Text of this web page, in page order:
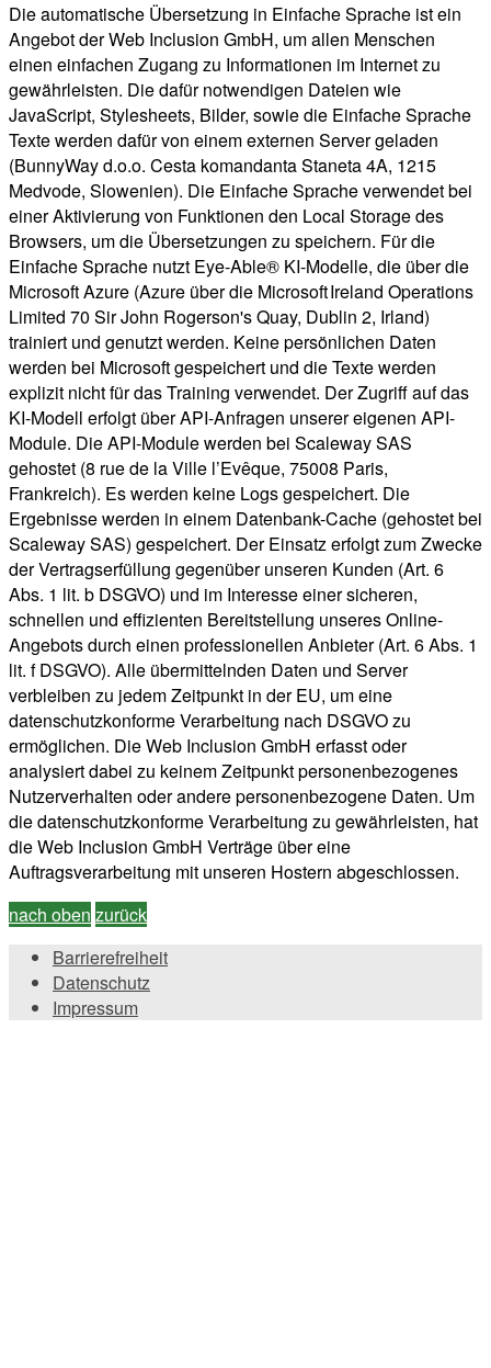
Die automatische Übersetzung in Einfache Sprache ist ein
Angebot der Web Inclusion GmbH, um allen Menschen
einen einfachen Zugang zu Informationen im Internet zu
gewährleisten. Die dafür notwendigen Dateien wie
JavaScript, Stylesheets, Bilder, sowie die Einfache Sprache
Texte werden dafür von einem externen Server geladen
(BunnyWay d.o.o. Cesta komandanta Staneta 4A, 1215
Medvode, Slowenien). Die Einfache Sprache verwendet bei
einer Aktivierung von Funktionen den Local Storage des
Browsers, um die Übersetzungen zu speichern. Für die
Einfache Sprache nutzt Eye-Able® KI-Modelle, die über die
Microsoft Azure (Azure über die Microsoft Ireland Operations
Limited 70 Sir John Rogerson's Quay, Dublin 2, Irland)
trainiert und genutzt werden. Keine persönlichen Daten
werden bei Microsoft gespeichert und die Texte werden
explizit nicht für das Training verwendet. Der Zugriff auf das
KI-Modell erfolgt über API-Anfragen unserer eigenen API-
Module. Die API-Module werden bei Scaleway SAS
gehostet (8 rue de la Ville l’Evêque, 75008 Paris,
Frankreich). Es werden keine Logs gespeichert. Die
Ergebnisse werden in einem Datenbank-Cache (gehostet bei
Scaleway SAS) gespeichert. Der Einsatz erfolgt zum Zwecke
der Vertragserfüllung gegenüber unseren Kunden (Art. 6
Abs. 1 lit. b DSGVO) und im Interesse einer sicheren,
schnellen und effizienten Bereitstellung unseres Online-
Angebots durch einen professionellen Anbieter (Art. 6 Abs. 1
lit. f DSGVO). Alle übermittelnden Daten und Server
verbleiben zu jedem Zeitpunkt in der EU, um eine
datenschutzkonforme Verarbeitung nach DSGVO zu
ermöglichen. Die Web Inclusion GmbH erfasst oder
analysiert dabei zu keinem Zeitpunkt personenbezogenes
Nutzerverhalten oder andere personenbezogene Daten. Um
die datenschutzkonforme Verarbeitung zu gewährleisten, hat
die Web Inclusion GmbH Verträge über eine
Auftragsverarbeitung mit unseren Hostern abgeschlossen.
nach oben zurück
Barrierefreiheit
Datenschutz
Impressum